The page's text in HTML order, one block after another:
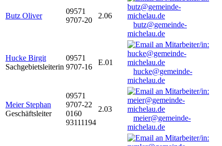
Butz Oliver
09571
9707-20
2.06
butz@gemeinde-
michelau.de
Hucke Birgit
Sachgebietsleiterin
09571
9707-16
E.01
hucke@gemeinde-
michelau.de
Meier Stephan
Geschäftsleiter
09571
9707-22
0160
93111194
2.03
meier@gemeinde-
michelau.de